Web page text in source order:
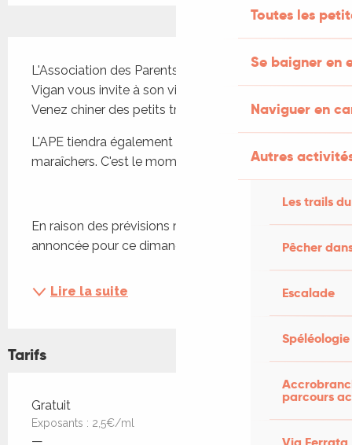
Toutes les
Se baigner en
Naviguer en
Autres
Les trails
Pêcher
Escalade
Spéléologie
parcours
L'Association des Parents d'Élèves des écoles du
Vigan vous invite à son vide-greniers annuel.
Venez chiner des petits trésors !
L'APE tiendra également un stand de plants
maraîchers. C'est le moment de préparer le jardin !
En raison des prévisions météorologiques
annoncée pour ce dimanche, nous...
Lire la suite
Tarifs
Tarifs 2026
Gratuit
Exposants : 2,5€/ml
—